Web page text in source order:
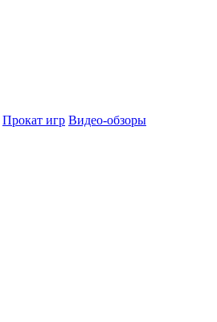
Прокат игр Видео-обзоры